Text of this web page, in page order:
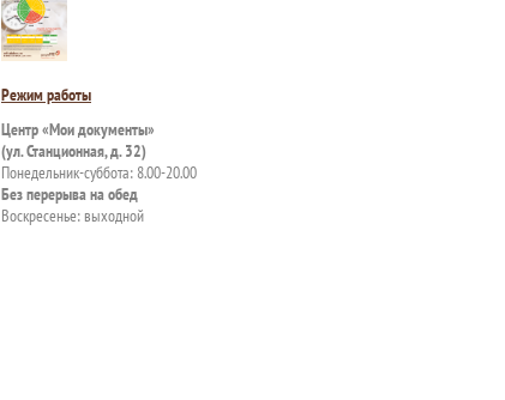
Режим работы
Центр «Мои документы»
(ул. Станционная, д. 32)
Понедельник-суббота: 8.00-20.00
Без перерыва на обед
Воскресенье: выходной